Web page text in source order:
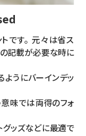
です。 元々は省ス
の記載が必要な時に
うにバーインデッ
意味では両得のフォ
グッズなどに最適で